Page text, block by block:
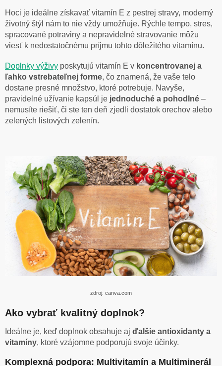
Hoci je ideálne získavať vitamín E z pestrej stravy, moderný
životný štýl nám to nie vždy umožňuje. Rýchle tempo, stres,
spracované potraviny a nepravidelné stravovanie môžu
viesť k nedostatočnému príjmu tohto dôležitého vitamínu.
Doplnky výživy poskytujú vitamín E v koncentrovanej a
ľahko vstrebateľnej forme, čo znamená, že vaše telo
dostane presné množstvo, ktoré potrebuje. Navyše,
pravidelné užívanie kapsúl je jednoduché a pohodlné –
nemusíte riešiť, či ste ten deň zjedli dostatok orechov alebo
zelených listových zelenín.
zdroj: canva.com
Ako vybrať kvalitný doplnok?
Ideálne je, keď doplnok obsahuje aj ďalšie antioxidanty a
vitamíny, ktoré vzájomne podporujú svoje účinky.
Komplexná podpora: Multivitamín a Multiminerál